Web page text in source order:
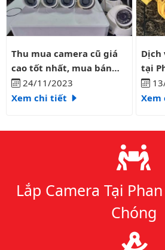
Thu mua camera cũ giá cao tốt nhất,
Thu mua camera cũ giá
cao tốt nhất, mua bán
nhanh [toàn quốc]
24/11/2023
Xem chi tiết
Dịch
Dịch
tại
Lý do chọn chúng tôi
Lắp Camera Tại
Chóng